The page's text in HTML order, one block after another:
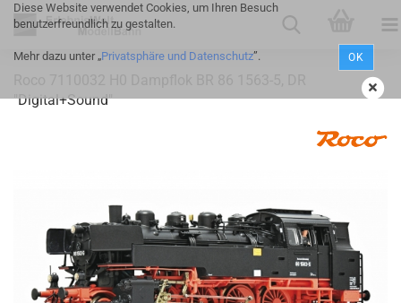
Diese Website verwendet Cookies, um Ihren Besuch
benutzerfreundlich zu gestalten.
Mehr dazu unter „Privatsphäre und Datenschutz”. OK
"Digital+Sound"